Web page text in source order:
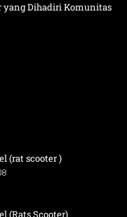
yang Dihadiri Komunitas
(rat scooter )
(Rats Scooter)